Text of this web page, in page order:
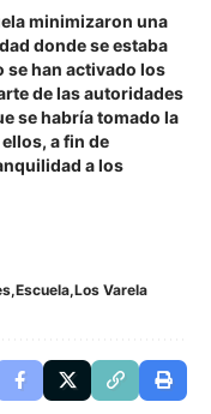
minimizaron una
donde se estaba
se han activado los
de las autoridades
se habría tomado la
a fin de
a los
Escuela Los Varela